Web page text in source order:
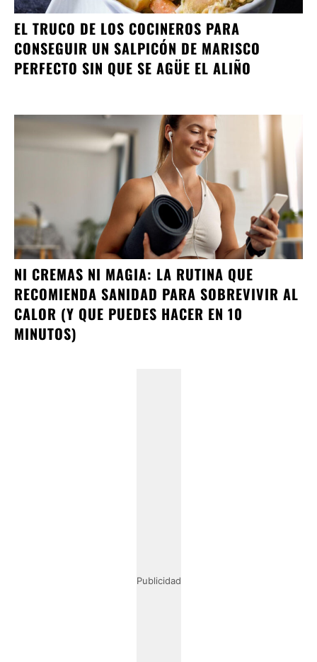
EL TRUCO DE LOS COCINEROS PARA
CONSEGUIR UN SALPICÓN DE MARISCO
PERFECTO SIN QUE SE AGÜE EL ALIÑO
NI CREMAS NI MAGIA: LA RUTINA QUE
RECOMIENDA SANIDAD PARA SOBREVIVIR AL
CALOR (Y QUE PUEDES HACER EN 10
MINUTOS)
Publicidad